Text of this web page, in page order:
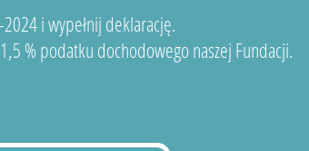
i wypełnij deklarację.
% podatku dochodowego naszej Fundacji.